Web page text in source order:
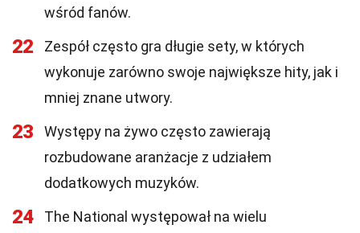
wśród fanów.
22
Zespół często gra długie sety, w których
wykonuje zarówno swoje największe hity, jak i
mniej znane utwory.
23
Występy na żywo często zawierają
rozbudowane aranżacje z udziałem
dodatkowych muzyków.
24
The National występował na wielu